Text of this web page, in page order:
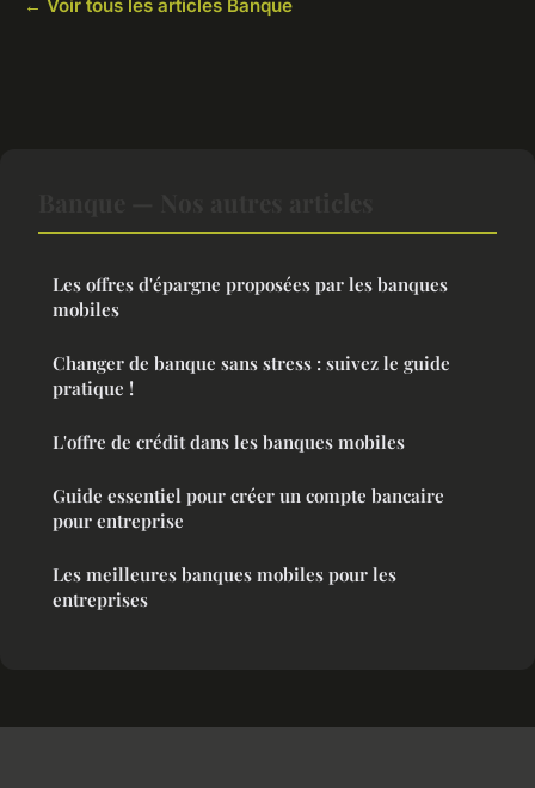
← Voir tous les articles Banque
Les offres d'épargne proposées par les banques
mobiles
Changer de banque sans stress : suivez le guide
pratique !
L'offre de crédit dans les banques mobiles
Guide essentiel pour créer un compte bancaire
pour entreprise
Les meilleures banques mobiles pour les
entreprises